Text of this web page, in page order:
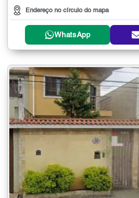
Endereço no círculo do mapa
WhatsApp